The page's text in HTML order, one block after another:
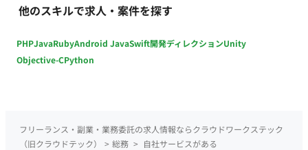
他のスキルで求人・案件を探す
PHPJavaRubyAndroid JavaSwift開発ディレクションUnity
Objective-CPython
フリーランス・副業・業務委託の求人情報ならクラウドワークステック
（旧クラウドテック）
> 総務 > 自社サービスがある